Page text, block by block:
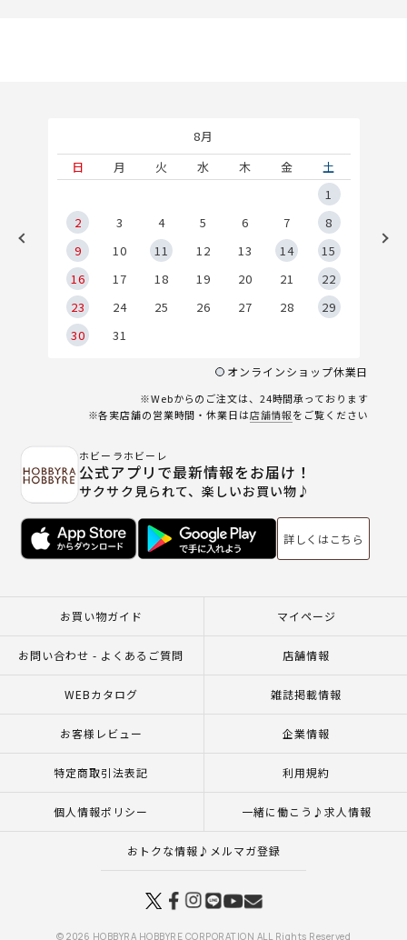
8月
日
月 火 水 木 金
土
1
2
3 4 5 6 7
8
9
10 11 12 13 14
15
16
17 18 19 20 21
22
23
24 25 26 27 28
29
30
31
オンラインショップ休業日
※Webからのご注文は、24時間承っております
※各実店舗の営業時間・休業日は店舗情報をご覧ください
ホビーラホビーレ
公式アプリで最新情報をお届け！
サクサク見られて、楽しいお買い物♪
詳しくはこちら
お買い物ガイド マイページ
お問い合わせ - よくあるご質問 店舗情報
WEBカタログ 雑誌掲載情報
お客様レビュー 企業情報
特定商取引法表記 利用規約
個人情報ポリシー 一緒に働こう♪求人情報
おトクな情報♪メルマガ登録
© 2026 HOBBYRA HOBBYRE CORPORATION ALL Rights Reserved